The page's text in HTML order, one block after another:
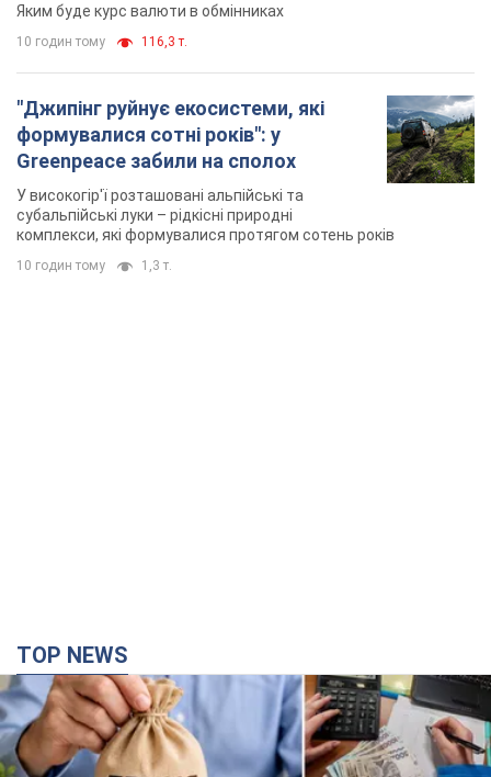
Яким буде курс валюти в обмінниках
10 годин тому 116,3 т.
"Джипінг руйнує екосистеми, які
формувалися сотні років": у
Greenpeace забили на сполох
У високогір'ї розташовані альпійські та
субальпійські луки – рідкісні природні
комплекси, які формувалися протягом сотень років
10 годин тому 1,3 т.
TOP NEWS